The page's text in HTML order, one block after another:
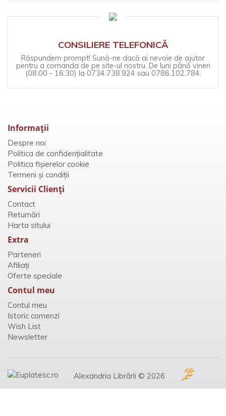
CONSILIERE TELEFONICĂ
Răspundem prompt! Sună-ne dacă ai nevoie de ajutor
pentru a comanda de pe site-ul nostru. De luni până vineri
(08:00 - 16:30) la 0734.738.924 sau 0786.102.784.
Informaţii
Despre noi
Politica de confidențialitate
Politica fișierelor cookie
Termeni și condiții
Servicii Clienţi
Contact
Returnări
Harta sitului
Extra
Parteneri
Afiliaţi
Oferte speciale
Contul meu
Contul meu
Istoric comenzi
Wish List
Newsletter
Alexandria Librării © 2026